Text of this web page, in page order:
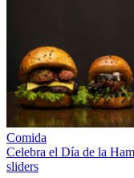
Comida
Celebra el Día de la
sliders